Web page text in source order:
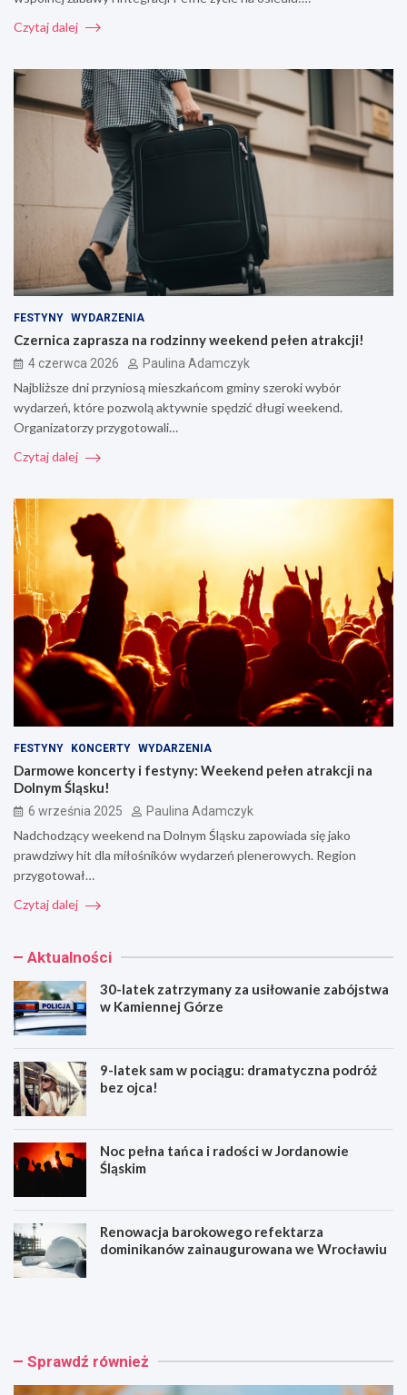
Czytaj dalej
FESTYNY WYDARZENIA
Czernica zaprasza na rodzinny weekend pełen atrakcji!
4 czerwca 2026 Paulina Adamczyk
Najbliższe dni przyniosą mieszkańcom gminy szeroki wybór
wydarzeń, które pozwolą aktywnie spędzić długi weekend.
Organizatorzy przygotowali…
Czytaj dalej
FESTYNY KONCERTY WYDARZENIA
Darmowe koncerty i festyny: Weekend pełen atrakcji na
Dolnym Śląsku!
6 września 2025 Paulina Adamczyk
Nadchodzący weekend na Dolnym Śląsku zapowiada się jako
prawdziwy hit dla miłośników wydarzeń plenerowych. Region
przygotował…
Czytaj dalej
Aktualności
30-latek zatrzymany za usiłowanie zabójstwa
w Kamiennej Górze
9-latek sam w pociągu: dramatyczna podróż
bez ojca!
Noc pełna tańca i radości w Jordanowie
Śląskim
Renowacja barokowego refektarza
dominikanów zainaugurowana we Wrocławiu
3
t
9
e Sprawdź również